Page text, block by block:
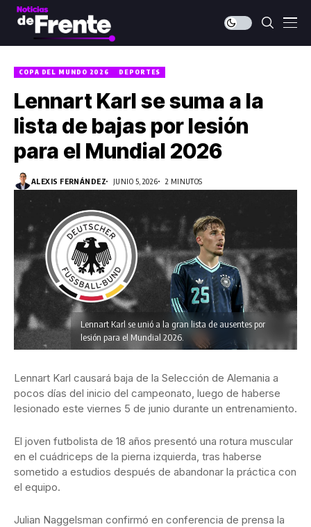
COPA DEL MUNDO 2026 DEPORTES
Lennart Karl se suma a la
lista de bajas por lesión
para el Mundial 2026
ALEXIS FERNÁNDEZ JUNIO 5, 2026 2 MINUTOS
Lennart Karl se unió a la gran lista de ausentes por
lesión para el Mundial 2026.
Lennart Karl causará baja de la Selección de Alemania a
pocos días del inicio del campeonato, luego de haberse
lesionado este viernes 5 de junio durante un entrenamiento.
El joven futbolista de 18 años presentó una rotura muscular
en el cuádriceps de la pierna izquierda, tras haberse
sometido a estudios después de abandonar la práctica con
el equipo.
Julian Naggelsman confirmó en conferencia de prensa la